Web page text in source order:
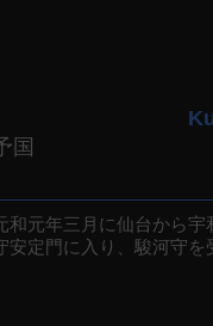
国
元年三月に仙台から宇
定門に入り、駿河守を